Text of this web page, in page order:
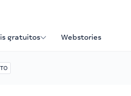
gratuitos Webstories
TO